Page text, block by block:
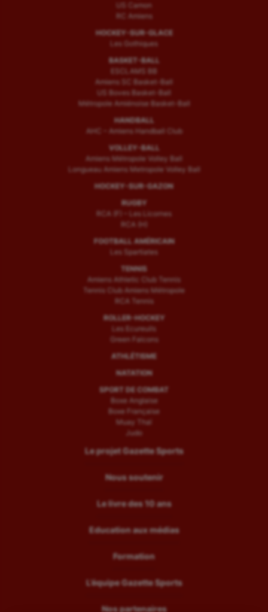
US Camon
RC Amiens
HOCKEY-SUR-GLACE
Les Gothiques
BASKET-BALL
ESCLAMS BB
Amiens SC Basket-Ball
US Boves Basket-Ball
Métropole Amiénoise Basket-Ball
HANDBALL
AHC – Amiens Handball Club
VOLLEY-BALL
Amiens Métropole Volley Ball
Longueau Amiens Metropole Volley Ball
HOCKEY-SUR-GAZON
RUGBY
RCA (F) – Les Licornes
RCA (H)
FOOTBALL AMÉRICAIN
Les Spartiates
TENNIS
Amiens Athletic Club Tennis
Tennis Club Amiens Métropole
RCA Tennis
ROLLER-HOCKEY
Les Ecureuils
Green Falcons
ATHLÉTISME
NATATION
SPORT DE COMBAT
Boxe Anglaise
Boxe Française
Muay Thaï
Judo
Le projet Gazette Sports
Nous soutenir
Le livre des 10 ans
Education aux médias
Formation
L’équipe Gazette Sports
Nos partenaires